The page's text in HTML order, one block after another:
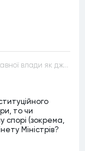
Акти Кабінету Міністрів та інших органів державної влади як джерела конституційного права
то чи
спорі (зокрема,
Міністрів?